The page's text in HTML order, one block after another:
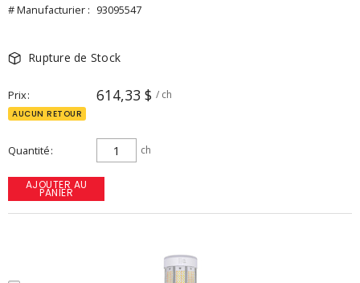
# Manufacturier : 93095547
Rupture de Stock
Prix 614,33 $ / ch
AUCUN RETOUR
Quantité ch
AJOUTER AU
PANIER